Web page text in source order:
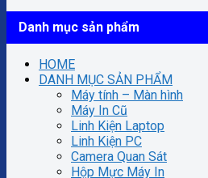
Danh mục sản phẩm
HOME
DANH MỤC SẢN PHẨM
Máy tính – Màn hình
Máy In Cũ
Linh Kiện Laptop
Linh Kiện PC
Camera Quan Sát
Hộp Mực Máy In